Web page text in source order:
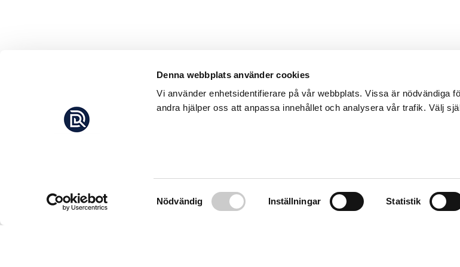
Denna webbplats använder cookies
Vi använder enhetsidentifierare på vår webbplats. Vissa är nödvändiga
andra hjälper oss att anpassa innehållet och analysera vår trafik. Välj
Samtyckesval
Nödvändig Inställningar Statistik